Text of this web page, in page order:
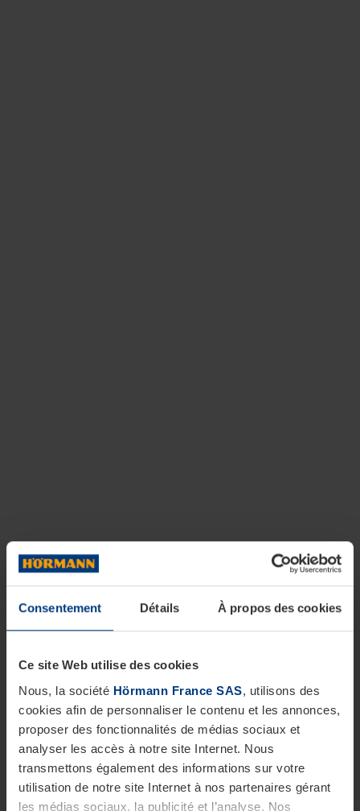
Consentement Détails À propos des cookies
Ce site Web utilise des cookies
Nous, la société Hörmann France SAS, utilisons des
cookies afin de personnaliser le contenu et les annonces,
proposer des fonctionnalités de médias sociaux et
analyser les accès à notre site Internet. Nous
transmettons également des informations sur votre
utilisation de notre site Internet à nos partenaires gérant
les médias sociaux, la publicité et l’analyse. Nos